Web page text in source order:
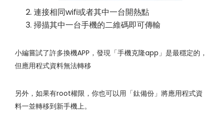
連接相同wifi或者其中一台開熱點
掃描其中一台手機的二維碼即可傳輸
小編嘗試了許多換機APP，發現「手機克隆app」是最穩定的，
但應用程式資料無法轉移
另外，如果有root權限，你也可以用「鈦備份」將應用程式資
料一並轉移到新手機上。